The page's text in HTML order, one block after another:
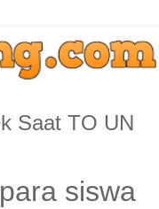
Saat TO UN
siswa